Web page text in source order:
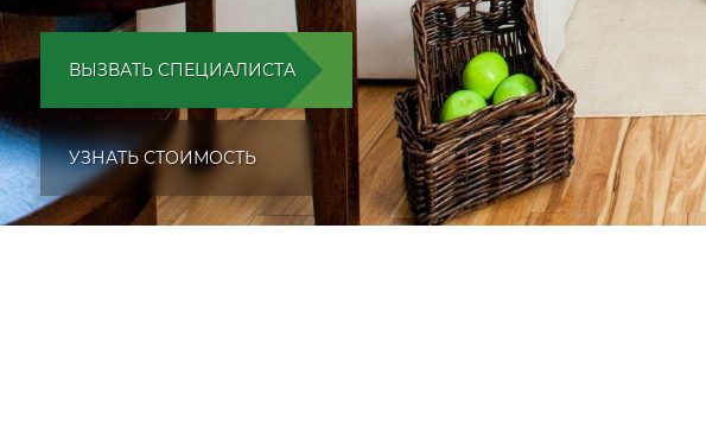
ВЫЗВАТЬ СПЕЦИАЛИСТА
УЗНАТЬ СТОИМОСТЬ